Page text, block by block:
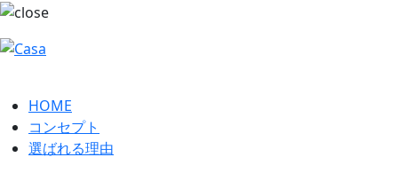
HOME
コンセプト
選ばれる理由